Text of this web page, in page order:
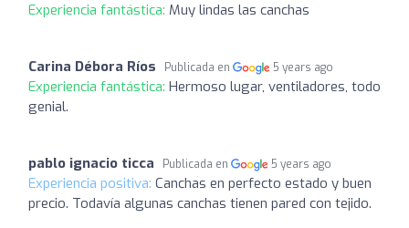
Experiencia fantástica: Muy lindas las canchas
Carina Débora Ríos Publicada en 5 years ago
Experiencia fantástica: Hermoso lugar, ventiladores, todo
genial.
pablo ignacio ticca Publicada en 5 years ago
Experiencia positiva: Canchas en perfecto estado y buen
precio. Todavía algunas canchas tienen pared con tejido.